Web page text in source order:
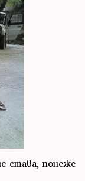
става, понеже